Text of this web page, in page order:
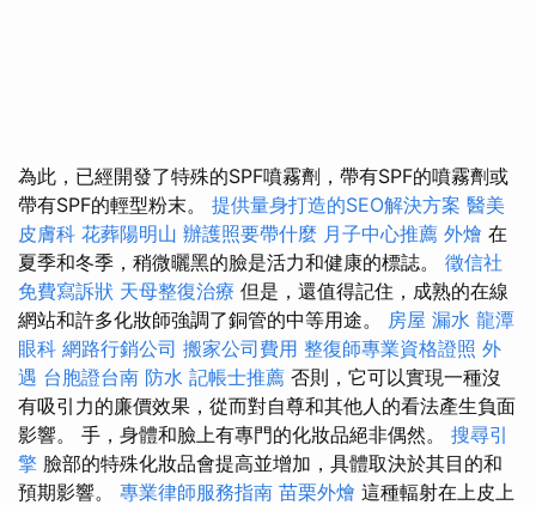
為此，已經開發了特殊的SPF噴霧劑，帶有SPF的噴霧劑或
帶有SPF的輕型粉末。 提供量身打造的SEO解決方案 醫美
皮膚科 花葬陽明山 辦護照要帶什麼 月子中心推薦 外燴 在
夏季和冬季，稍微曬黑的臉是活力和健康的標誌。 徵信社
免費寫訴狀 天母整復治療 但是，還值得記住，成熟的在線
網站和許多化妝師強調了銅管的中等用途。 房屋 漏水 龍潭
眼科 網路行銷公司 搬家公司費用 整復師專業資格證照 外
遇 台胞證台南 防水 記帳士推薦 否則，它可以實現一種沒
有吸引力的廉價效果，從而對自尊和其他人的看法產生負面
影響。 手，身體和臉上有專門的化妝品絕非偶然。 搜尋引
擎 臉部的特殊化妝品會提高並增加，具體取決於其目的和
預期影響。 專業律師服務指南 苗栗外燴 這種輻射在上皮上